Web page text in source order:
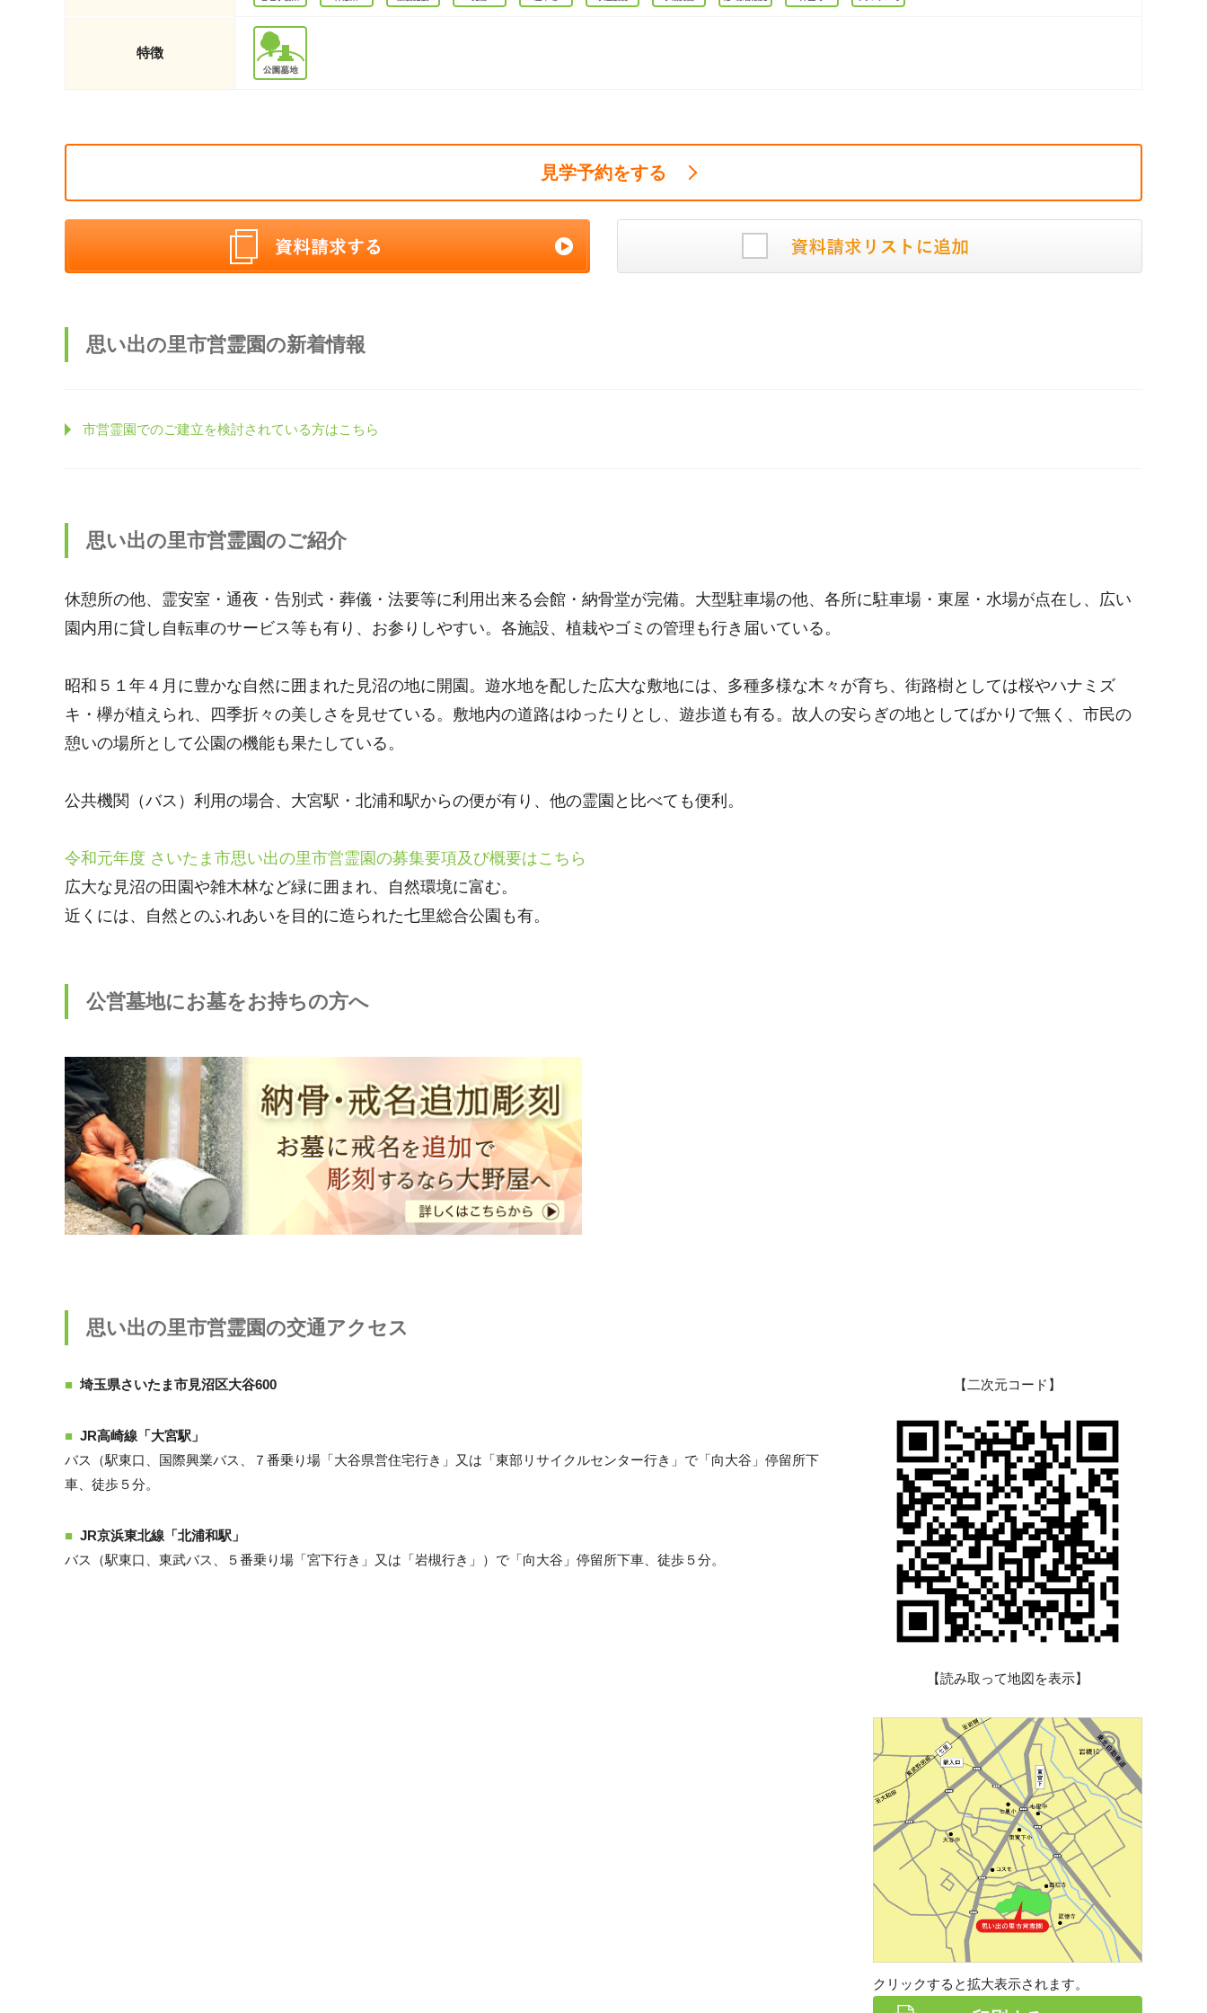
特徴
見学予約をする
思い出の里市営霊園の新着情報
市営霊園でのご建立を検討されている方はこちら
思い出の里市営霊園のご紹介
休憩所の他、霊安室・通夜・告別式・葬儀・法要等に利用出来る会館・納骨堂が完備。大型駐車場の他、各所に駐車場・東屋・水場が点在し、広い
園内用に貸し自転車のサービス等も有り、お参りしやすい。各施設、植栽やゴミの管理も行き届いている。
昭和５１年４月に豊かな自然に囲まれた見沼の地に開園。遊水地を配した広大な敷地には、多種多様な木々が育ち、街路樹としては桜やハナミズ
キ・欅が植えられ、四季折々の美しさを見せている。敷地内の道路はゆったりとし、遊歩道も有る。故人の安らぎの地としてばかりで無く、市民の
憩いの場所として公園の機能も果たしている。
公共機関（バス）利用の場合、大宮駅・北浦和駅からの便が有り、他の霊園と比べても便利。
令和元年度 さいたま市思い出の里市営霊園の募集要項及び概要はこちら
広大な見沼の田園や雑木林など緑に囲まれ、自然環境に富む。
近くには、自然とのふれあいを目的に造られた七里総合公園も有。
公営墓地にお墓をお持ちの方へ
思い出の里市営霊園の交通アクセス
埼玉県さいたま市見沼区大谷600
JR高崎線「大宮駅」
バス（駅東口、国際興業バス、７番乗り場「大谷県営住宅行き」又は「東部リサイクルセンター行き」で「向大谷」停留所下
車、徒歩５分。
JR京浜東北線「北浦和駅」
バス（駅東口、東武バス、５番乗り場「宮下行き」又は「岩槻行き」）で「向大谷」停留所下車、徒歩５分。
【二次元コード】
【読み取って地図を表示】
クリックすると拡大表示されます。